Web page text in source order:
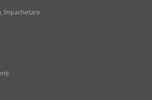
împachetare